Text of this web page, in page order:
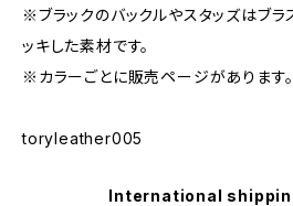
※ブラックのバックルやスタッズはブ
ッキした素材です。
※カラーごとに販売ページがあります。
toryleather005
International